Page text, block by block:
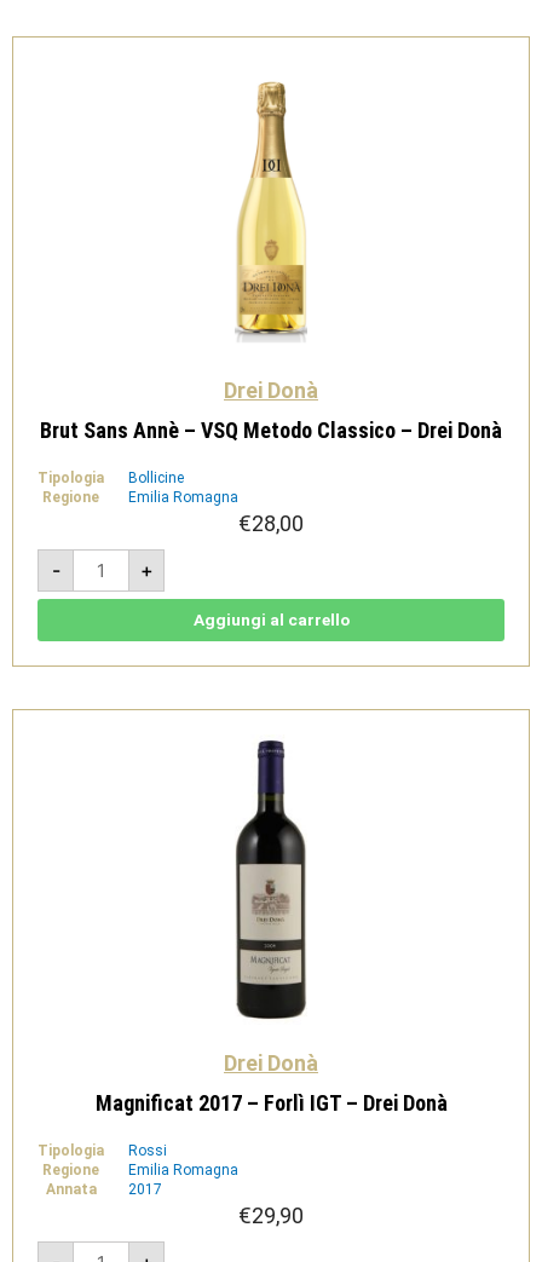
Drei Donà
Brut Sans Annè – VSQ Metodo Classico – Drei Donà
Tipologia
Bollicine
Regione
Emilia Romagna
€28,00
-
Brut
Sans
Annè
-
-
quantità
+
Aggiungi al carrello
Drei Donà
Magnificat 2017 – Forlì IGT – Drei Donà
Tipologia
Rossi
Regione
Emilia Romagna
Annata
2017
€29,90
Magnificat